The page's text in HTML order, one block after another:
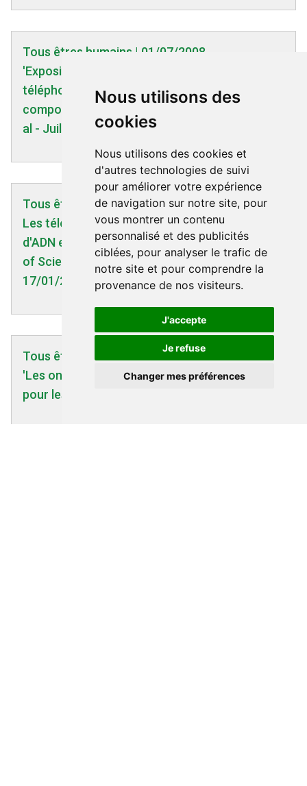
Nous utilisons des
cookies
Nous utilisons des cookies et
d'autres technologies de suivi
pour améliorer votre expérience
de navigation sur notre site, pour
vous montrer un contenu
personnalisé et des publicités
ciblées, pour analyser le trafic de
notre site et pour comprendre la
provenance de nos visiteurs.
J'accepte
Je refuse
Changer mes préférences
Tous êtres humains | 01/07/2008
'Exposition prénatale et postnatale au
téléphone portable et troubles
comportementaux chez l'enfant' - Divan HA. et
al - Juil. 2008
Tous êtres humains | 18/01/2005
Les téléphones mobiles cassent les filaments
d'ADN et dégradent les génomes - The Institut
of Science in Society, communiqué du
17/01/2005
Tous êtres humains | 24/06/2008
'Les ondes de portable et de wifi dangereuses
pour les rats' - Nouvel Obs - 24/06/2008